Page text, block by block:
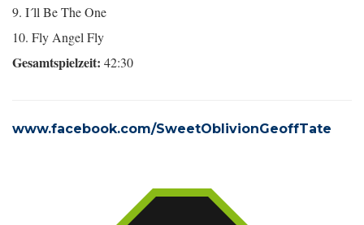
9. I´ll Be The One
10. Fly Angel Fly
Gesamtspielzeit: 42:30
www.facebook.com/SweetOblivionGeoffTate